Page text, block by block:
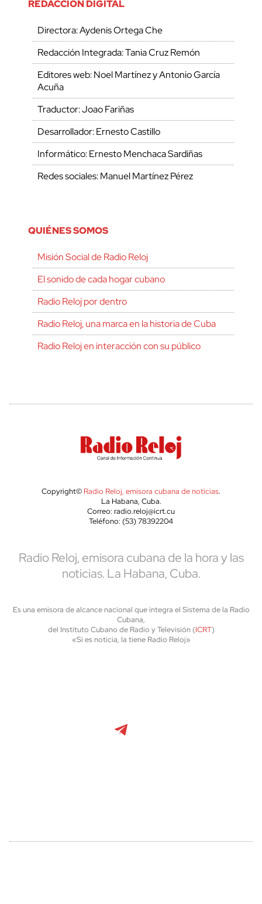
REDACCIÓN DIGITAL
Directora: Aydenis Ortega Che
Redacción Integrada: Tania Cruz Remón
Editores web: Noel Martínez y Antonio García
Acuña
Traductor: Joao Fariñas
Desarrollador: Ernesto Castillo
Informático: Ernesto Menchaca Sardiñas
Redes sociales: Manuel Martínez Pérez
QUIÉNES SOMOS
Misión Social de Radio Reloj
El sonido de cada hogar cubano
Radio Reloj por dentro
Radio Reloj, una marca en la historia de Cuba
Radio Reloj en interacción con su público
Copyright© Radio Reloj, emisora cubana de noticias.
La Habana, Cuba.
Correo: radio.reloj@icrt.cu
Teléfono: (53) 78392204
Radio Reloj, emisora cubana de la hora y las
noticias. La Habana, Cuba.
Es una emisora de alcance nacional que integra el Sistema de la Radio
Cubana,
del Instituto Cubano de Radio y Televisión (ICRT)
«Si es noticia, la tiene Radio Reloj»